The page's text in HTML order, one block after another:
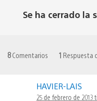
Se ha cerrado la
8Comentarios 1 Respuesta
HAVIER-LAIS
25 de febrero de